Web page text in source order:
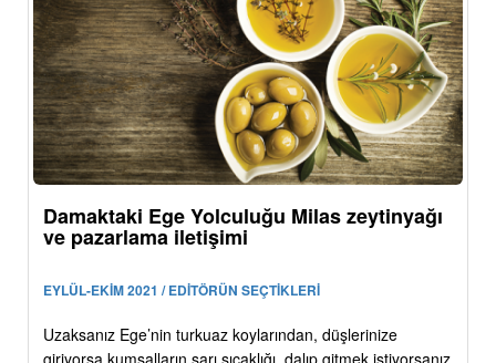
Damaktaki Ege Yolculuğu Milas zeytinyağı
ve pazarlama iletişimi
EYLÜL-EKİM 2021 / EDİTÖRÜN SEÇTİKLERİ
Uzaksanız Ege’nin turkuaz koylarından, düşlerinize
giriyorsa kumsalların sarı sıcaklığı, dalıp gitmek istiyorsanız